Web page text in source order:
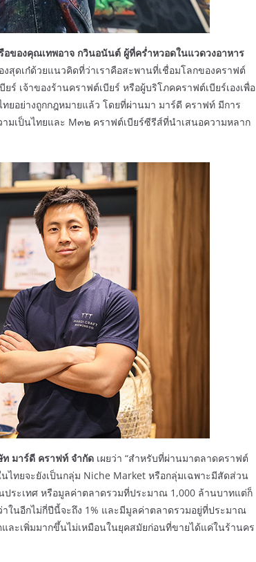
อของคุณเทพอาจ กวินอนันต์ ผู้ที่คร่ำหวอดในแวดวงอาหาร
สุดเก๋ด้วยแนวคิดที่ว่าเราคือสะพานที่เชื่อมโลกของคราฟต์
ร์ เจ้าของร้านคราฟต์เบียร์ หรือผู้บริโภคคราฟต์เบียร์เองเพื่อ
ยอย่างถูกกฎหมายแล้ว โดยที่ผ่านมา มาร์ดี คราฟท์ มีการ
มเป็นไทยและ M๓๒ คราฟต์เบียร์ซีรีส์ที่นำเสนอความหลาก
มาร์ดี คราฟท์ จำกัด เผยว่า “สำหรับที่ผ่านมาตลาดคราฟต์
ไทยจะยังเป็นกลุ่ม Niche Market หรือกลุ่มเฉพาะมีสัดส่วน
ประเทศ หรือมูลค่าตลาดรวมที่ประมาณ 1,000 ล้านบาทแต่ก็
ในอีกไม่กี่ปีนี้จะถึง 1% และมีมูลค่าตลาดรวมอยู่ที่ประมาณ
ละเพิ่มมากขึ้นไม่เหมือนในยุคสมัยก่อนที่ขายได้แค่ในร้านคร